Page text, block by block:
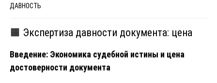
ДАВНОСТЬ
🟧 Экспертиза давности документа: цена
Введение: Экономика судебной истины и цена
достоверности документа